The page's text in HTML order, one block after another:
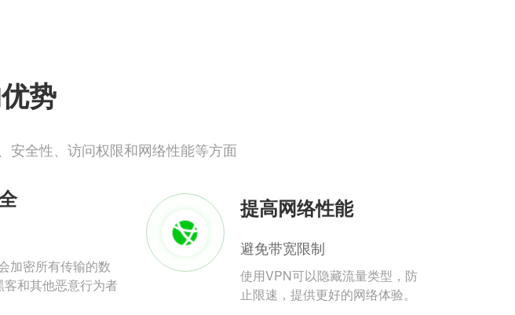
势
安全性、访问权限和网络性能等方面
加密所有传输的数
客和其他恶意行为者
提高网络性能
避免带宽限制
使用VPN可以隐藏流量类型，防
止限速，提供更好的网络体验。